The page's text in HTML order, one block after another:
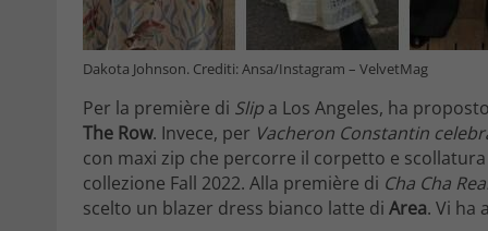
Dakota Johnson. Crediti: Ansa/Instagram – VelvetMag
Per la première di Slip a Los Angeles, ha
The Row. Invece, per Vacheron Constantin
con maxi zip che percorre il corpetto e
collezione Fall 2022. Alla première di Cha Cha
scelto un blazer dress bianco latte di Area. Vi ha